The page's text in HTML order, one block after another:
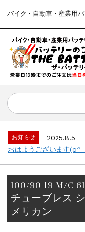
バイク・自動車・産業用
お知らせ
2025.8.5
おはようございます
100/90-19 M/C
チューブレス
メリカン